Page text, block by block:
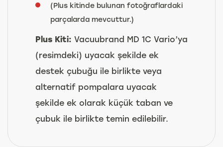
(Plus kitinde bulunan fotoğraflardaki
parçalarda mevcuttur.)
Plus Kiti: Vacuubrand MD 1C Vario’ya
(resimdeki) uyacak şekilde ek
destek çubuğu ile birlikte veya
alternatif pompalara uyacak
şekilde ek olarak küçük taban ve
çubuk ile birlikte temin edilebilir.